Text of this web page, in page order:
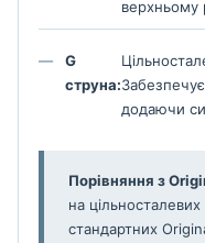
верхньому
G
струна:
додаючи
Порівняння з
на
стандартних